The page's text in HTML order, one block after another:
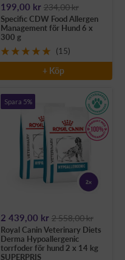
Rea-
pris
199,00 kr 234,00 kr
Specific CDW Food Allergen
Management för Hund 6 x
300 g
(15)
+ Köp
Spara 5%
Rea-
pris
2 439,00 kr 2 558,00 kr
Royal Canin Veterinary Diets
Derma Hypoallergenic
torrfoder för hund 2 x 14 kg
SUPERPRIS